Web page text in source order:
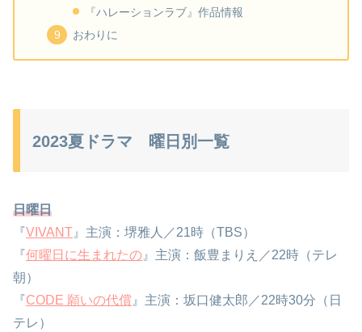
『ハレーションラブ』作品情報
おわりに
2023夏ドラマ 曜日別一覧
日曜日
『VIVANT 』主演：堺雅人／21時（TBS）
『何曜日に生まれたの 』主演：飯豊まりえ／22時（テレ
朝）
『CODE 願いの代償 』主演：坂口健太郎／22時30分（日
テレ）